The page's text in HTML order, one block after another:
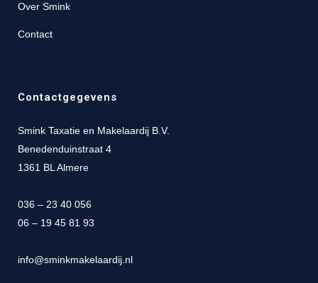
Over Smink
Contact
Contactgegevens
Smink Taxatie en Makelaardij B.V.
Benedenduinstraat 4
1361 BL Almere
036 – 23 40 056
06 – 19 45 81 93
info@sminkmakelaardij.nl